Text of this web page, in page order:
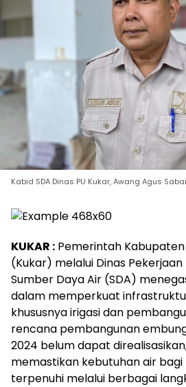
Kabid SDA Dinas PU Kukar, Awang Agus
KUKAR : Pemerintah
(Kukar) melalui Dinas
Sumber Daya Air (SDA)
dalam memperkuat
khususnya irigasi dan
rencana pembangunan
2024 belum dapat
memastikan kebutuhan air
terpenuhi melalui berbagai